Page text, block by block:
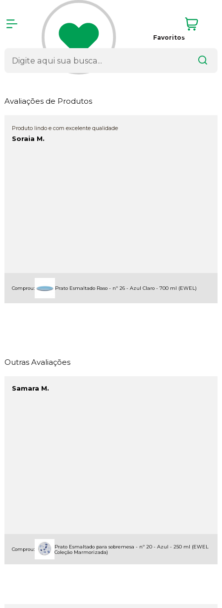
Favoritos
Avaliações de Produtos
Produto lindo e com excelente qualidade
Soraia M.
Comprou: Prato Esmaltado Raso - nº 26 - Azul Claro - 700 ml (EWEL)
Outras Avaliações
Samara M.
Comprou:
Prato Esmaltado para sobremesa - nº 20 - Azul - 250 ml (EWEL
Coleção Marmorizada)